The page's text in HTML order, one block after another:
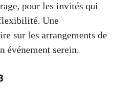
pour les invités qui
Une
sur les arrangements de
événement serein.